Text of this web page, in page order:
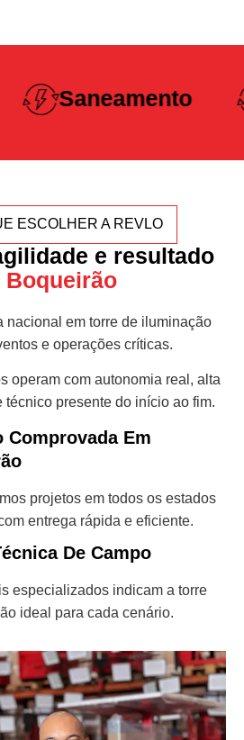
Construção
Pesada
ESCOLHER A REVLO
e resultado
Boqueirão
nacional em torre de iluminação
e operações críticas.
operam com autonomia real, alta
técnico presente do início ao fim.
Comprovada Em
projetos em todos os estados
entrega rápida e eficiente.
De Campo
especializados indicam a torre
ideal para cada cenário.